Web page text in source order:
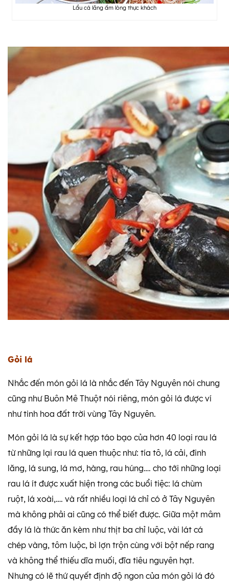
Lẩu cá lăng ấm lòng thực khách
Gỏi lá
Nhắc đến món gỏi lá là nhắc đến Tây Nguyên nói chung
cũng như Buôn Mê Thuột nói riêng, món gỏi lá được ví
như tinh hoa đất trời vùng Tây Nguyên.
Món gỏi lá là sự kết hợp táo bạo của hơn 40 loại rau lá
từ những lại rau lá quen thuộc như: tía tô, lá cải, đinh
lăng, lá sung, lá mơ, hàng, rau húng…. cho tới những loại
rau lá ít được xuất hiện trong các buổi tiệc: lá chùm
ruột, lá xoài,…. và rất nhiều loại lá chỉ có ở Tây Nguyên
mà không phải ai cũng có thể biết được. Giữa một mâm
đầy lá là thức ăn kèm như thịt ba chỉ luộc, vài lát cá
chép vàng, tôm luộc, bì lợn trộn cùng với bột nếp rang
và không thể thiếu dĩa muối, đĩa tiêu nguyên hạt.
Nhưng có lẽ thứ quyết định độ ngon của món gỏi lá đó